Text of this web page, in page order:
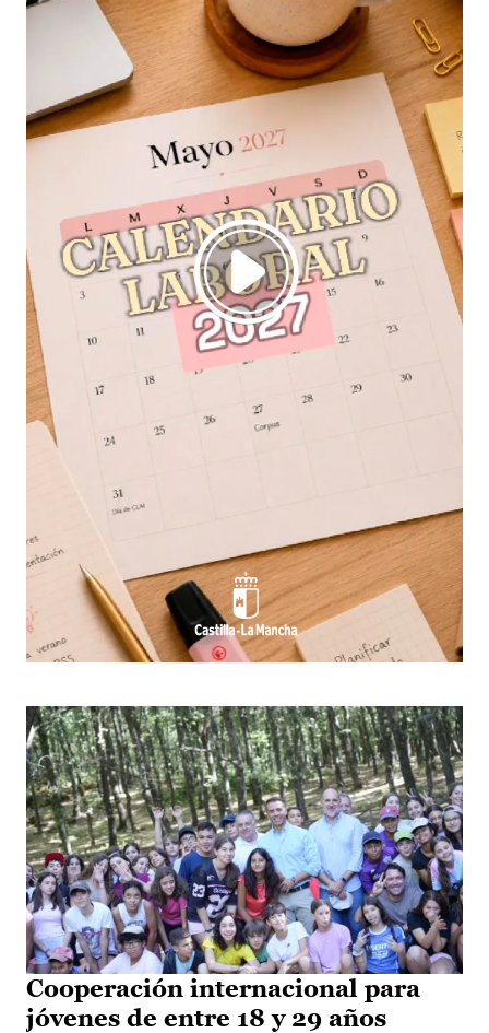
Cooperación internacional para
jóvenes de entre 18 y 29 años